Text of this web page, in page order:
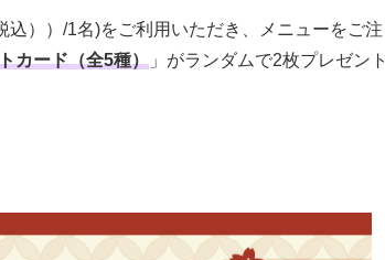
））/1名)をご利用いただき、メニューをご注
カード（全5種） 」がランダムで2枚プレゼント